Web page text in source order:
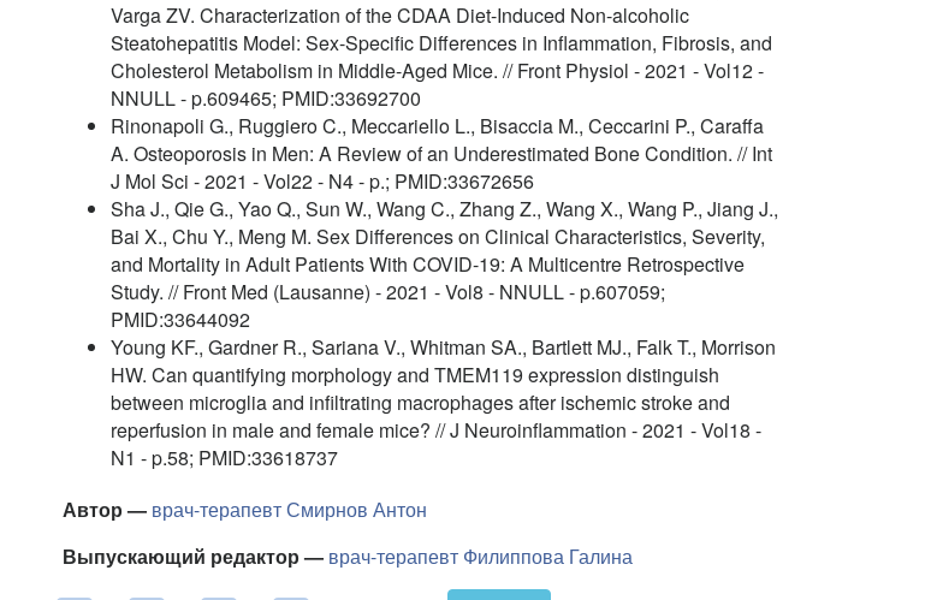
Varga ZV. Characterization of the CDAA Diet-Induced Non-alcoholic
Steatohepatitis Model: Sex-Specific Differences in Inflammation, Fibrosis, and
Cholesterol Metabolism in Middle-Aged Mice. // Front Physiol - 2021 - Vol12 -
NNULL - p.609465; PMID:33692700
Rinonapoli G., Ruggiero C., Meccariello L., Bisaccia M., Ceccarini P., Caraffa
A. Osteoporosis in Men: A Review of an Underestimated Bone Condition. // Int
J Mol Sci - 2021 - Vol22 - N4 - p.; PMID:33672656
Sha J., Qie G., Yao Q., Sun W., Wang C., Zhang Z., Wang X., Wang P., Jiang J.,
Bai X., Chu Y., Meng M. Sex Differences on Clinical Characteristics, Severity,
and Mortality in Adult Patients With COVID-19: A Multicentre Retrospective
Study. // Front Med (Lausanne) - 2021 - Vol8 - NNULL - p.607059;
PMID:33644092
Young KF., Gardner R., Sariana V., Whitman SA., Bartlett MJ., Falk T., Morrison
HW. Can quantifying morphology and TMEM119 expression distinguish
between microglia and infiltrating macrophages after ischemic stroke and
reperfusion in male and female mice? // J Neuroinflammation - 2021 - Vol18 -
N1 - p.58; PMID:33618737
Автор — врач-терапевтСмирнов Антон
Выпускающий редактор — врач-терапевт Филиппова Галина